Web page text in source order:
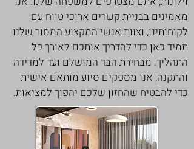
מאמינים בבניית קשרים ארוכי טווח עם
לקוחותינו, וצוות אנשי המקצוע המסור שלנו
תמיד כאן כדי להדריך אותכם לאורך כל
התהליך. מבחירת הבד המושלם ועד למדידה
והתקנה, אנו מספקים סיוע מותאם אישית
כדי להבטיח שהחזון שלכם יהפוך למציאות.